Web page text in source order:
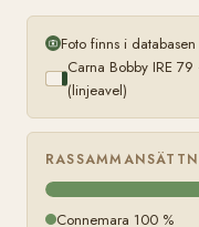
Foto finns i databasen
Carna Bobby IRE
(linjeavel)
Connemara 100 %